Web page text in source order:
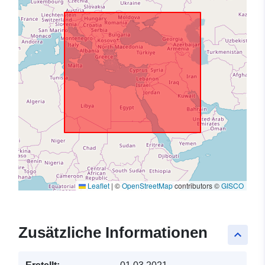
Leaflet | ©OpenStreetMapcontributors ©GISCO
keyboard_arrow_up
Zusätzliche Informationen